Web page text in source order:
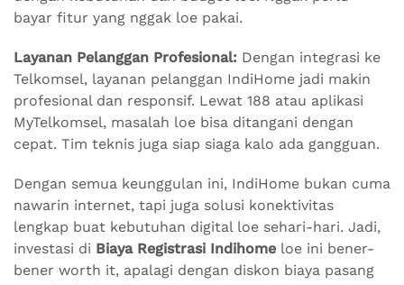
bayar fitur yang nggak loe pakai.
Layanan Pelanggan Profesional: Dengan integrasi ke
Telkomsel, layanan pelanggan IndiHome jadi makin
profesional dan responsif. Lewat 188 atau aplikasi
MyTelkomsel, masalah loe bisa ditangani dengan
cepat. Tim teknis juga siap siaga kalo ada gangguan.
Dengan semua keunggulan ini, IndiHome bukan cuma
nawarin internet, tapi juga solusi konektivitas
lengkap buat kebutuhan digital loe sehari-hari. Jadi,
investasi di Biaya Registrasi Indihome loe ini bener-
bener worth it, apalagi dengan diskon biaya pasang